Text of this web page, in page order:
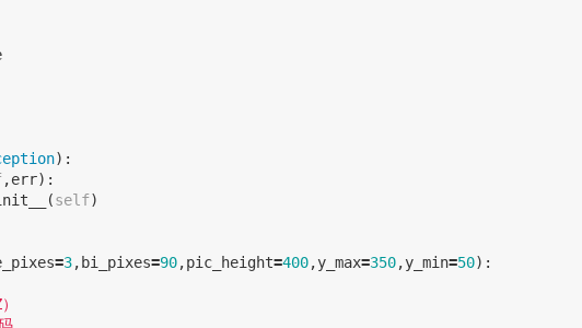
):
,err):
(self)
=3, bi_pixes=90,pic_height=400,y_max=350,y_min=50):